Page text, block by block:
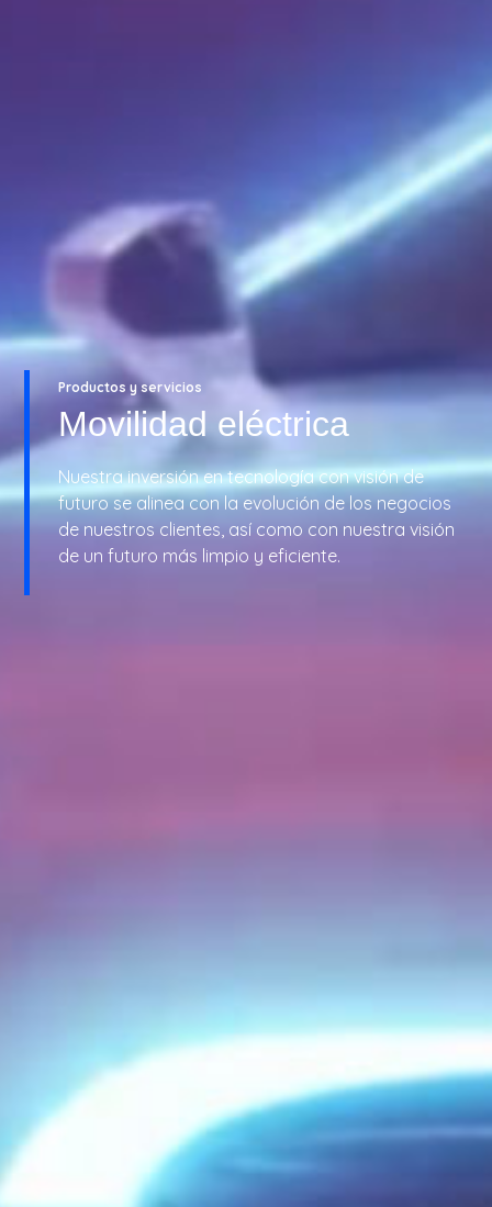
Productos y servicios
Movilidad eléctrica
Nuestra inversión en tecnología con visión de
futuro se alinea con la evolución de los negocios
de nuestros clientes, así como con nuestra visión
de un futuro más limpio y eficiente.